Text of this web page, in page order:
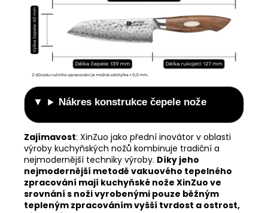
Nákres konstrukce čepele nože
Zajímavost: XinZuo jako přední inovátor v oblasti
výroby kuchyňských nožů kombinuje tradiční a
nejmodernější techniky výroby. Díky jeho
nejmodernější metodě vakuového tepelného
zpracování mají kuchyňské nože XinZuo ve
srovnání s noži vyrobenými pouze běžným
tepleným zpracováním vyšší tvrdost a ostrost,